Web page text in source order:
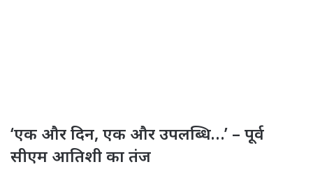
‘एक और दिन, एक और उपलब्धि…’ – पूर्व
सीएम आतिशी का तंज